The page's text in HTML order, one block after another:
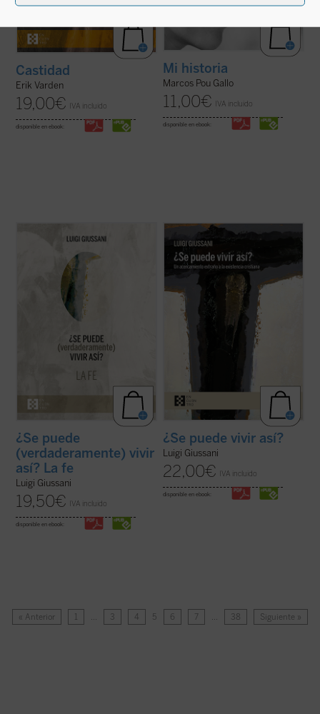
Castidad
Erik Varden
19,00€ IVA incluido
disponible en ebook:
Mi historia
Marcos Pou Gallo
11,00€ IVA incluido
disponible en ebook:
(verdaderamente) vivir así?propone
Este primer volumen, en palabras de
Giussani, transita por estos tres senderos:
«fe, certeza de una presencia; ...
¿Se puede
(verdaderamente) vivir
así? La fe
Luigi Giussani
19,50€ IVA incluido
disponible en ebook:
Un libro en el que el genio del autor brilla
especialmente, en un recorrido
humanamente razonable y atractivo a
través de los conceptos principales que
describen la existencia cristiana: fe
(libertad, obediencia), esperanza (pobreza,
confianza) y ...
(ver ficha)
¿Se puede vivir así?
Luigi Giussani
22,00€ IVA incluido
disponible en ebook:
« Anterior 1 … 3 4 5 6 7 … 38 Siguiente »